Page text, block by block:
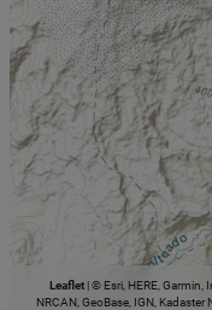
Leaflet |© Esri, HERE, Garmin,
NRCAN, GeoBase, IGN,